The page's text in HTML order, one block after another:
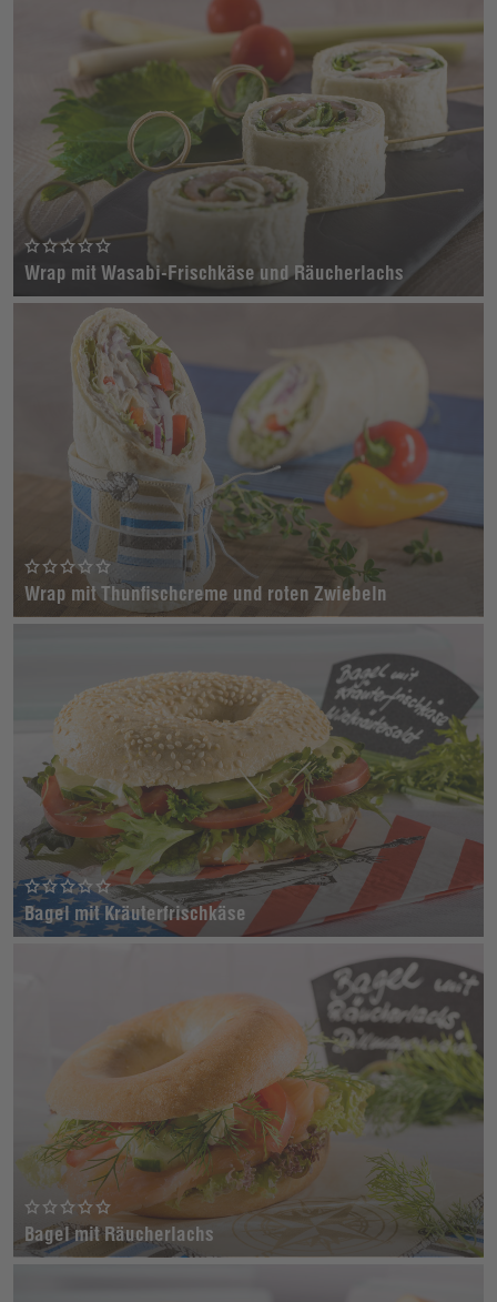
Wrap mit Wasabi-Frischkäse und Räucherlachs
Wrap mit Thunfischcreme und roten Zwiebeln
Bagel mit Kräuterfrischkäse
Bagel mit Räucherlachs